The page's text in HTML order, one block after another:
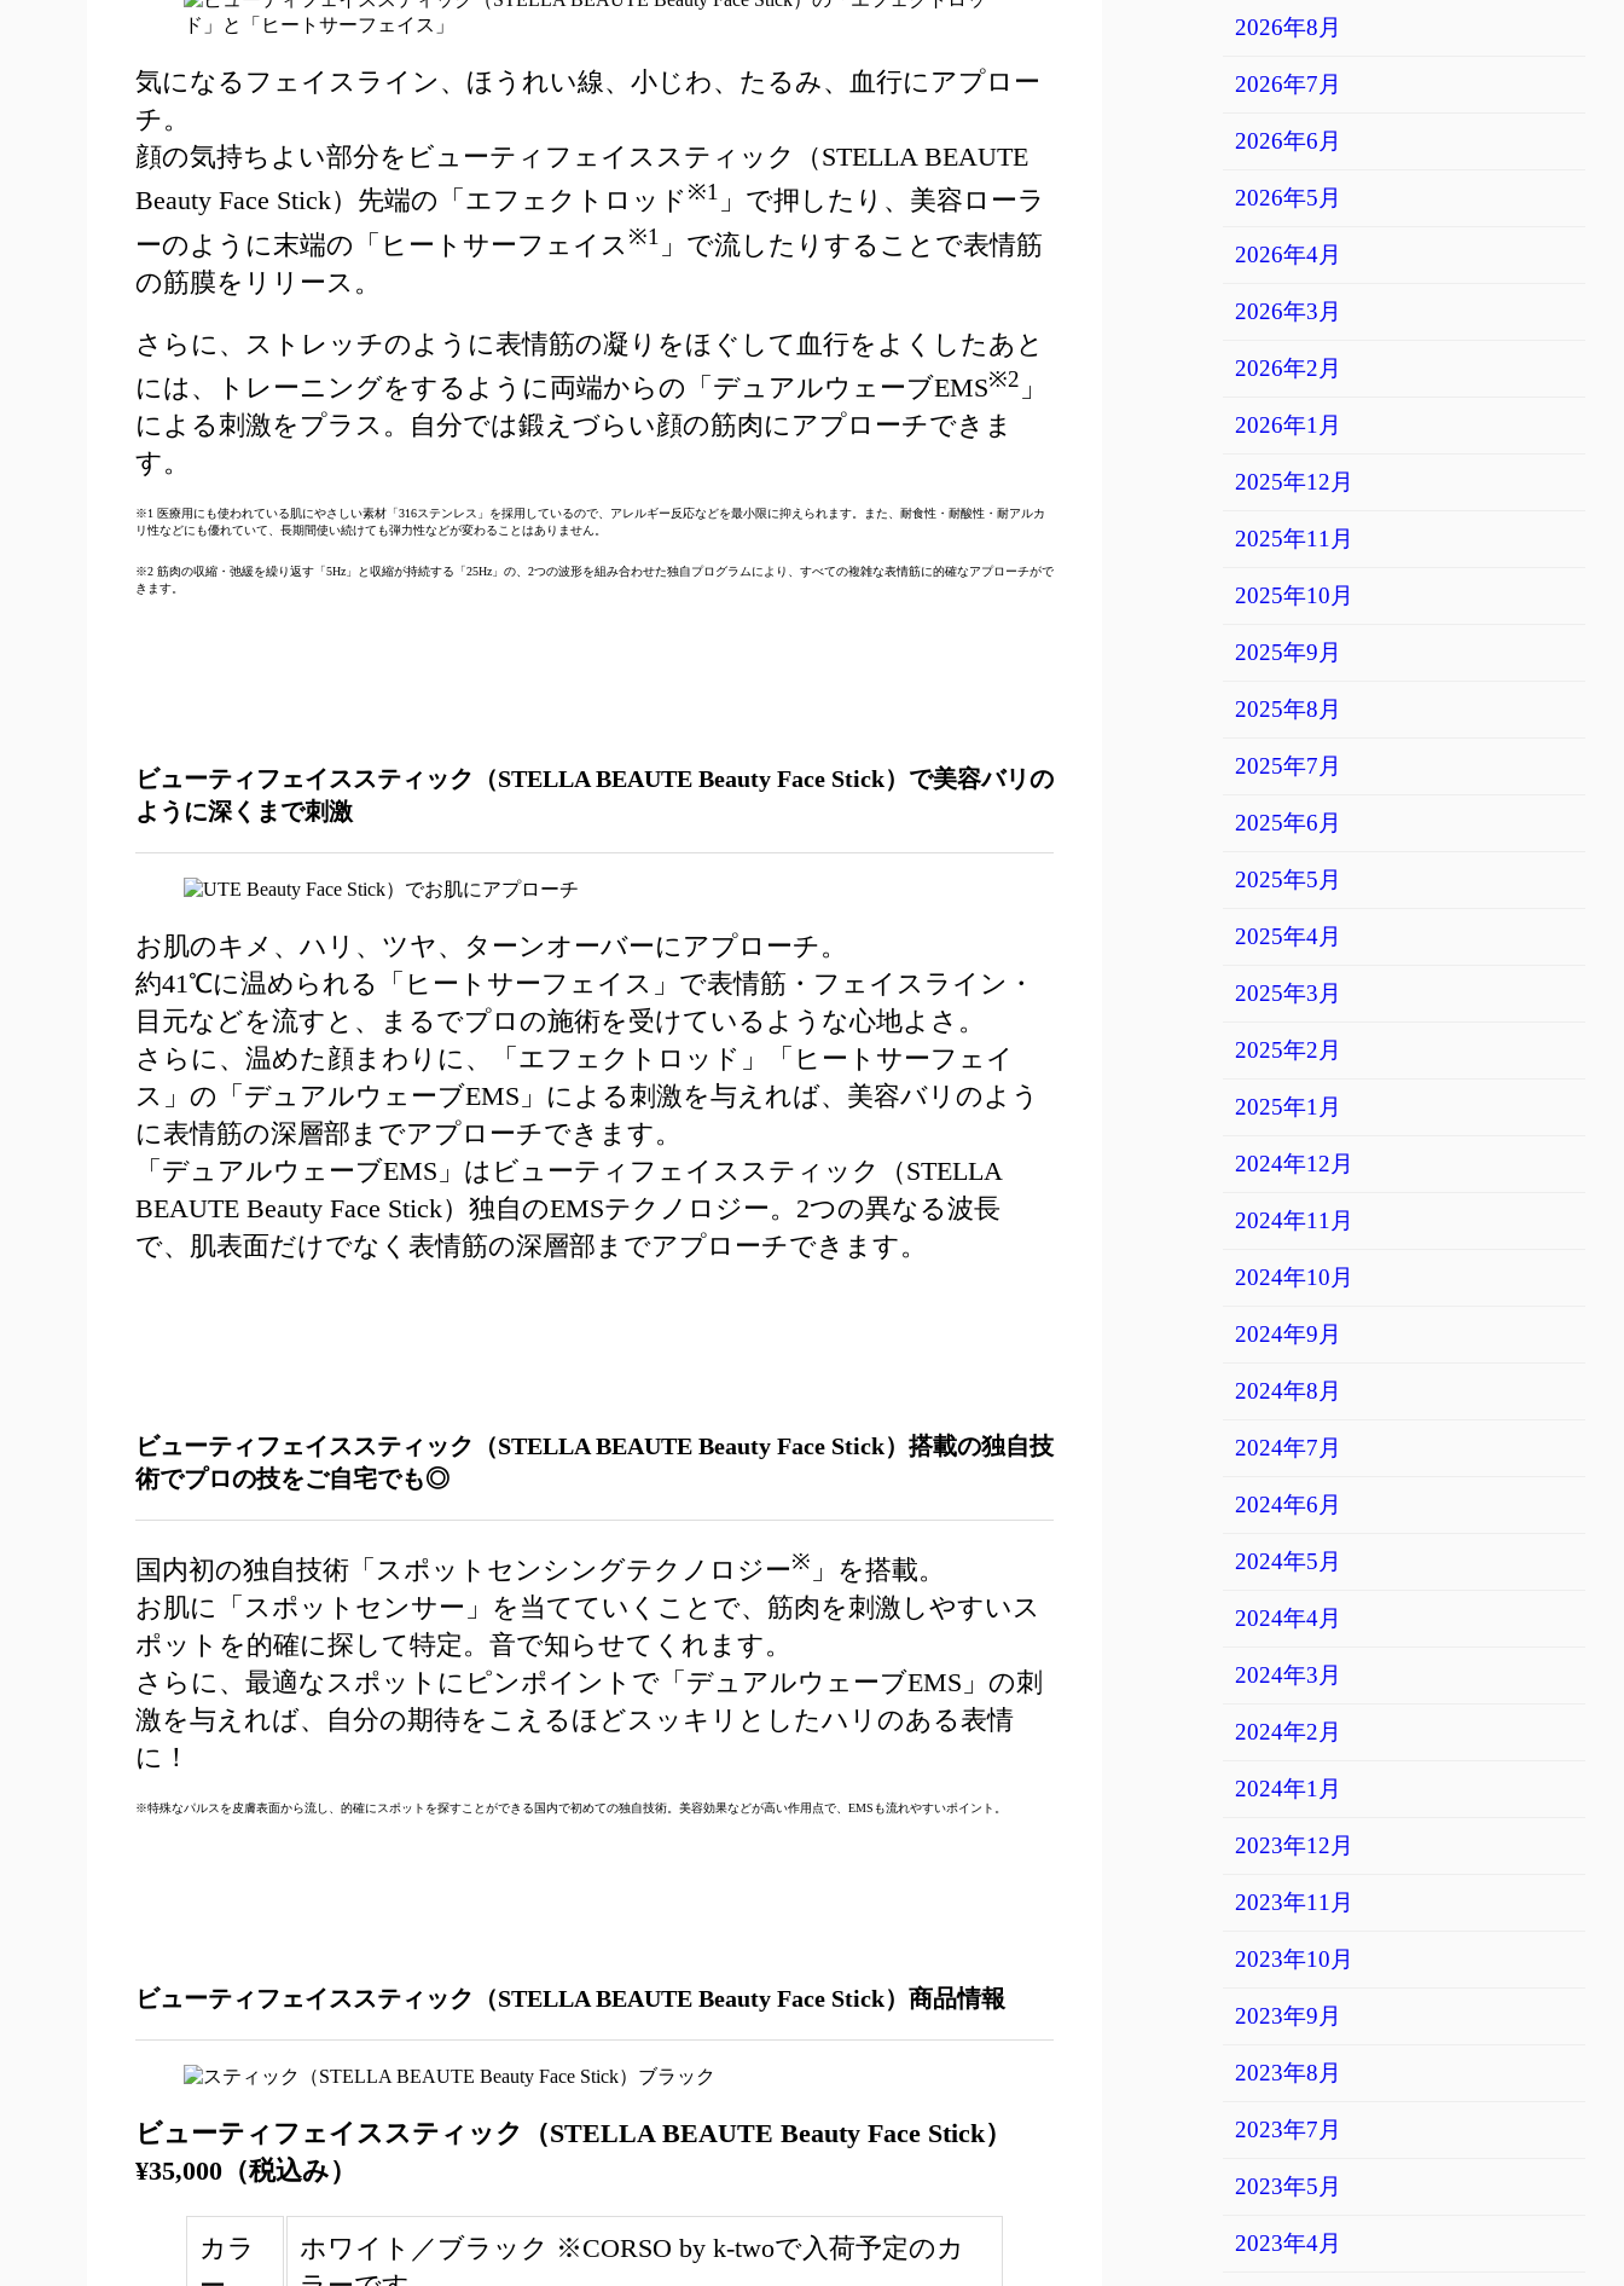
気になるフェイスライン、ほうれい線、小じわ、たるみ、血行にアプロー
チ。
顔の気持ちよい部分をビューティフェイススティック（STELLA BEAUTE
Beauty Face Stick）先端の「エフェクトロッド ※1 」で押したり、美容ローラ
ーのように末端の「ヒートサーフェイス ※1 」で流したりすることで表情筋
の筋膜をリリース。
さらに、ストレッチのように表情筋の凝りをほぐして血行をよくしたあと
には、トレーニングをするように両端からの「デュアルウェーブEMS※2 」
による刺激をプラス。自分では鍛えづらい顔の筋肉にアプローチできま
す。
※1 医療用にも使われている肌にやさしい素材「316ステンレス」を採用しているので、アレルギー反応などを最小限に抑えられます。また、耐食性・耐酸性・耐アルカ
リ性などにも優れていて、長期間使い続けても弾力性などが変わることはありません。
※2 筋肉の収縮・弛緩を繰り返す「5Hz」と収縮が持続する「25Hz」の、2つの波形を組み合わせた独自プログラムにより、すべての複雑な表情筋に的確なアプローチがで
きます。
ビューティフェイススティック（STELLA BEAUTE Beauty Face Stick）で美容バリの
ように深くまで刺激
お肌のキメ、ハリ、ツヤ、ターンオーバーにアプローチ。
約41℃に温められる「ヒートサーフェイス」で表情筋・フェイスライン・
⽬元などを流すと、まるでプロの施術を受けているような心地よさ。
さらに、温めた顔まわりに、「エフェクトロッド」「ヒートサーフェイ
ス」の「デュアルウェーブEMS」による刺激を与えれば、美容バリのよう
に表情筋の深層部までアプローチできます。
「デュアルウェーブEMS」はビューティフェイススティック（STELLA
BEAUTE Beauty Face Stick）独自のEMSテクノロジー。2つの異なる波長
で、肌表面だけでなく表情筋の深層部までアプローチできます。
ビューティフェイススティック（STELLA BEAUTE Beauty Face Stick）搭載の独自技
術でプロの技をご自宅でも◎
国内初の独自技術「スポットセンシングテクノロジー※ 」を搭載。
お肌に「スポットセンサー」を当てていくことで、筋肉を刺激しやすいス
ポットを的確に探して特定。音で知らせてくれます。
さらに、最適なスポットにピンポイントで「デュアルウェーブEMS」の刺
激を与えれば、自分の期待をこえるほどスッキリとしたハリのある表情
に！
※特殊なパルスを皮膚表⾯から流し、的確にスポットを探すことができる国内で初めての独⾃技術。美容効果などが⾼い作⽤点で、EMSも流れやすいポイント。
ビューティフェイススティック（STELLA BEAUTE Beauty Face Stick）商品情報
ビューティフェイススティック（STELLA BEAUTE Beauty Face Stick）
¥35,000（税込み）
カラ
ホワイト／ブラック ※CORSO by k-twoで入荷予定のカ
2026年8月
2026年7月
2026年6月
2026年5月
2026年4月
2026年3月
2026年2月
2026年1月
2025年12月
2025年11月
2025年10月
2025年9月
2025年8月
2025年7月
2025年6月
2025年5月
2025年4月
2025年3月
2025年2月
2025年1月
2024年12月
2024年11月
2024年10月
2024年9月
2024年8月
2024年7月
2024年6月
2024年5月
2024年4月
2024年3月
2024年2月
2024年1月
2023年12月
2023年11月
2023年10月
2023年9月
2023年8月
2023年7月
2023年5月
2023年4月